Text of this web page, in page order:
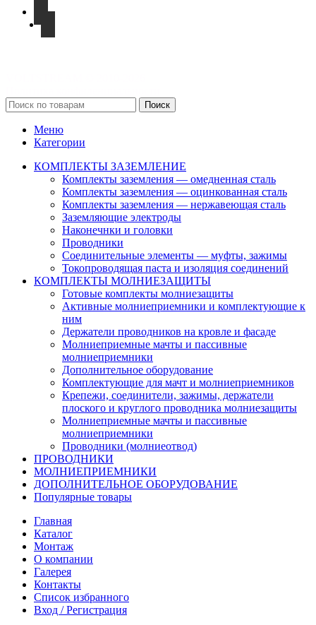
Поиск
Меню
Категории
КОМПЛЕКТЫ ЗАЗЕМЛЕНИЕ
Комплекты заземления — омедненная сталь
Комплекты заземления — оцинкованная сталь
Комплекты заземления — нержавеющая сталь
Заземляющие электроды
Наконечнки и головки
Проводники
Соединительные элементы — муфты, зажимы
Токопроводящая паста и изоляция соединений
КОМПЛЕКТЫ МОЛНИЕЗАЩИТЫ
Готовые комплекты молниезащиты
Активные молниеприемники и комплектующие к
ним
Держатели проводников на кровле и фасаде
Молниеприемные мачты и пассивные
молниеприемники
Дополнительное оборудование
Комплектующие для мачт и молниеприемников
Крепежи, соединители, зажимы, держатели
плоского и круглого проводника молниезащиты
Молниеприемные мачты и пассивные
молниеприемники
Проводники (молниеотвод)
ПРОВОДНИКИ
МОЛНИЕПРИЕМНИКИ
ДОПОЛНИТЕЛЬНОЕ ОБОРУДОВАНИЕ
Популярные товары
Главная
Каталог
Монтаж
О компании
Галерея
Контакты
Список избранного
Вход / Регистрация